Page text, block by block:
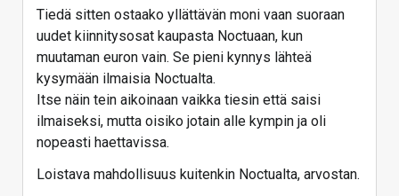
Tiedä sitten ostaako yllättävän moni vaan suoraan
uudet kiinnitysosat kaupasta Noctuaan, kun
muutaman euron vain. Se pieni kynnys lähteä
kysymään ilmaisia Noctualta.
Itse näin tein aikoinaan vaikka tiesin että saisi
ilmaiseksi, mutta oisiko jotain alle kympin ja oli
nopeasti haettavissa.
Loistava mahdollisuus kuitenkin Noctualta, arvostan.